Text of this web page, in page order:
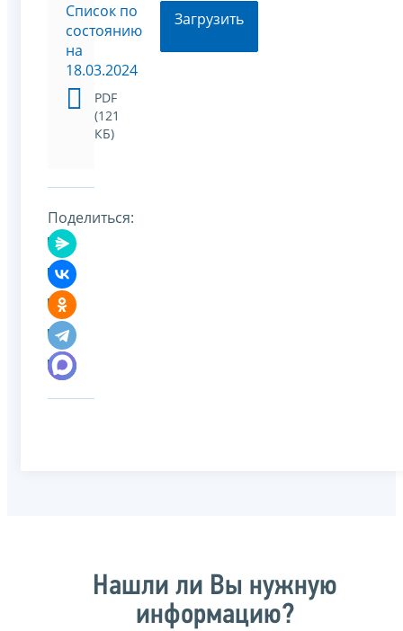
Список по
состоянию
на
18.03.2024
PDF
(121
КБ)
Загрузить
Поделиться:
Нашли ли Вы нужную
информацию?